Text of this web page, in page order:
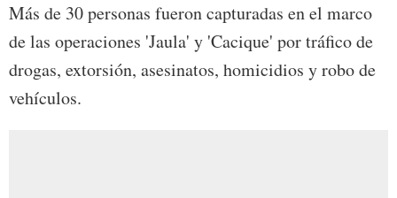
Más de 30 personas fueron capturadas en el marco
de las operaciones 'Jaula' y 'Cacique' por tráfico de
drogas, extorsión, asesinatos, homicidios y robo de
vehículos.